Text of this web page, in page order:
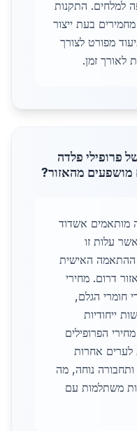
למלחים. התקנות
בעת ייצור
מפורט לצורך
לאורך זמן.
פרופילי פלדה
מושפעים מהאזור?
מותאמים אשדוד
כאשר עלות זו
האישית
דרום. מחירי
חומרי הגלם,
ייחודיות
הפרופילים
לערים אחרות
ותחבורה נוחה, מה
משתלמות עם